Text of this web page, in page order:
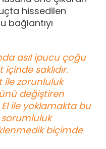
hissedilen
bağlantıyı
asıl ipucu çoğu
saklıdır.
ile zorunluluk
değiştiren
ile yoklamakta bu
sorumluluk
biçimde